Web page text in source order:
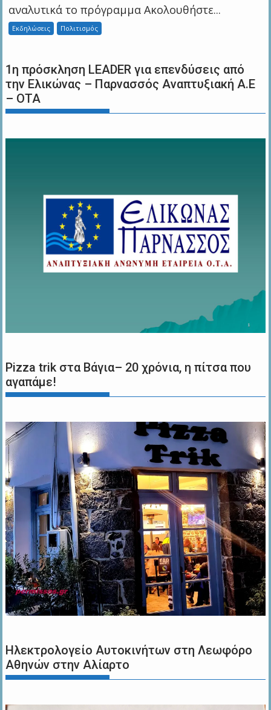
αναλυτικά το πρόγραμμα Ακολουθήστε...
Εκδηλώσεις Πολιτισμός
1η πρόσκληση LEADER για επενδύσεις από
την Ελικώνας – Παρνασσός Αναπτυξιακή Α.Ε
– ΟΤΑ
Pizza trik στα Βάγια– 20 χρόνια, η πίτσα που
αγαπάμε!
Ηλεκτρολογείο Αυτοκινήτων στη Λεωφόρο
Αθηνών στην Αλίαρτο